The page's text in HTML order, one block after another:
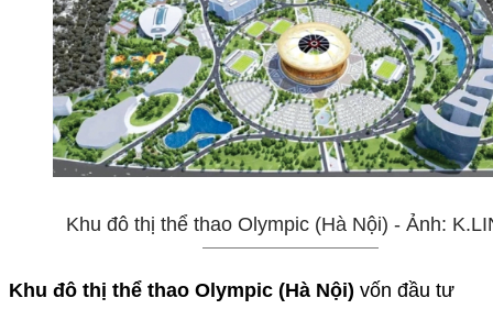
Khu đô thị thể thao Olympic (Hà Nội) - Ảnh:
Khu đô thị thể thao Olympic (Hà Nội) vốn đầu tư